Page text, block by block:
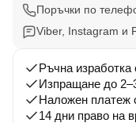
Овчарка
Поръчки по
Viber, Instagram и
Ръчна изработка
Изпращане до
Наложен платеж
14 дни право на